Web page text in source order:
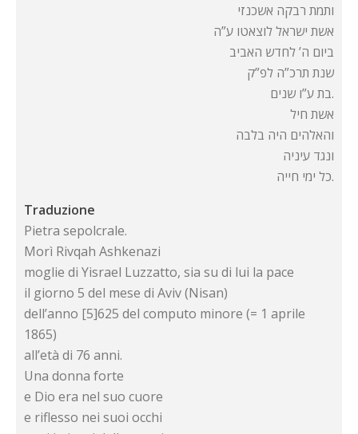
ותמת רבקה אשכנזי
אשת ישראל לוצאטו ע”ה
ביום ה’ לחדש האביב
שנת תרכ”ה לפ”ק
בת ע”ו שנים.
אשת חיל
והאלהים היה בלבה
ונגד עיניה
כל ימי חייה.
Traduzione
Pietra sepolcrale.
Morì Rivqah Ashkenazi
moglie di Yisrael Luzzatto, sia su di lui la pace
il giorno 5 del mese di Aviv (Nisan)
dell’anno [5]625 del computo minore (= 1 aprile
1865)
all’età di 76 anni.
Una donna forte
e Dio era nel suo cuore
e riflesso nei suoi occhi